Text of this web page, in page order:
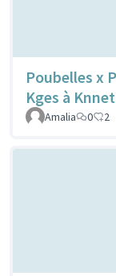
Poubelles x
Kges à
Amalia
0 2